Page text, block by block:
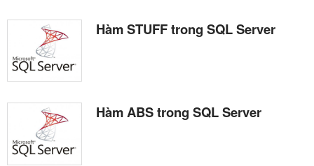
Hàm STUFF trong SQL Server
Hàm ABS trong SQL Server